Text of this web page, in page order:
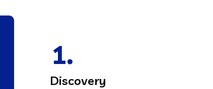
1.
Discovery